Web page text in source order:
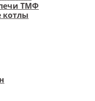
ТМФ
котлы